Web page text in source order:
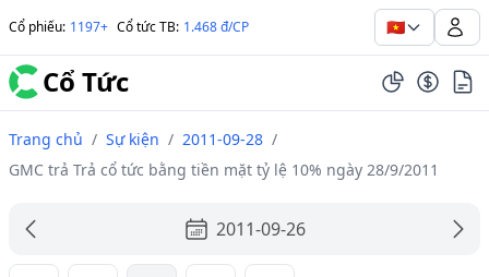
Cổ phiếu: 1197+ Cổ tức TB: 1.468 đ/CP 🇻🇳
Cổ Tức
Trang chủ / Sự kiện / 2011-09-28 /
GMC trả Trả cổ tức bằng tiền mặt tỷ lệ 10% ngày 28/9/2011
2011-09-26